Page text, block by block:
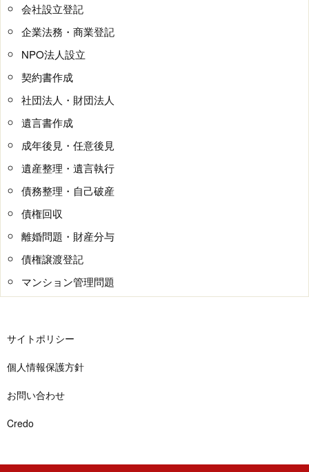
会社設立登記
企業法務・商業登記
NPO法人設立
契約書作成
社団法人・財団法人
遺言書作成
成年後見・任意後見
遺産整理・遺言執行
債務整理・自己破産
債権回収
離婚問題・財産分与
債権譲渡登記
マンション管理問題
サイトポリシー
個人情報保護方針
お問い合わせ
Credo